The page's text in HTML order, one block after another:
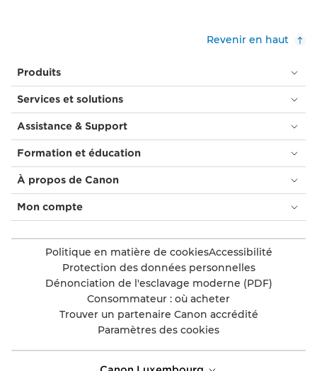
Revenir en haut
Produits
Services et solutions
Assistance & Support
Formation et éducation
À propos de Canon
Mon compte
Politique en matière de cookiesAccessibilité
Protection des données personnelles
Dénonciation de l'esclavage moderne (PDF)
Consommateur : où acheter
Trouver un partenaire Canon accrédité
Paramètres des cookies